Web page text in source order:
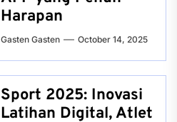
Harapan
Gasten Gasten October 14, 2025
Sport 2025: Inovasi
Latihan Digital, Atlet